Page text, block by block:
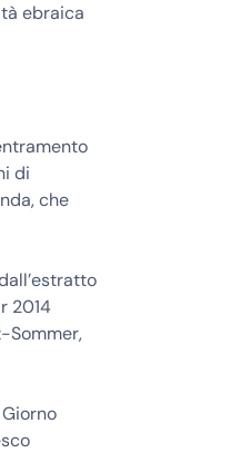
ebraica
di
che
2014
Sommer,